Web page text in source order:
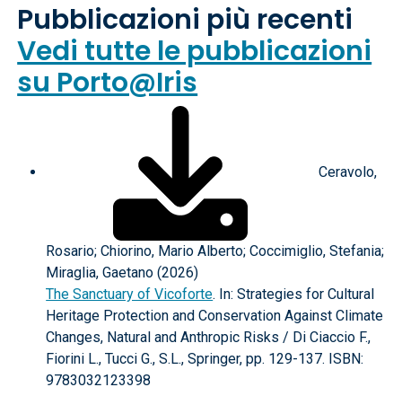
Pubblicazioni più recenti
Vedi tutte le pubblicazioni
su Porto@Iris
Ceravolo,
Rosario; Chiorino, Mario Alberto; Coccimiglio, Stefania;
Miraglia, Gaetano (2026)
The Sanctuary of Vicoforte. In: Strategies for Cultural
Heritage Protection and Conservation Against Climate
Changes, Natural and Anthropic Risks / Di Ciaccio F.,
Fiorini L., Tucci G., S.L., Springer, pp. 129-137. ISBN:
9783032123398